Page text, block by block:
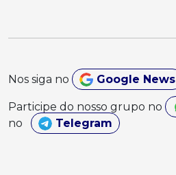
Nos siga no Google News
Participe do nosso grupo no
no
Telegram